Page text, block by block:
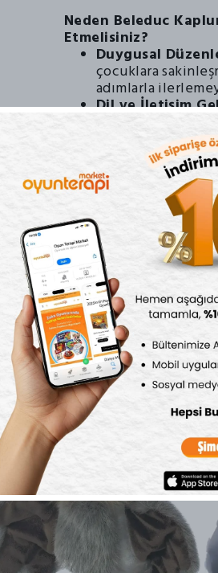
Neden Beleduc
Etmelisiniz?
Duygusal
çocuklara
adımlarla
Dil ve İletişim
çocuğunuzun
dağarcığını
Üstün Alman
kukla, yüksek
peluş kumaşıyla
Hijyenik ve
sayesinde, her
ebeveynlerin ve
Sosyal-duygusal
harekete geçiren bu
geçirmek hem de
tercihtir.
22% İndirim